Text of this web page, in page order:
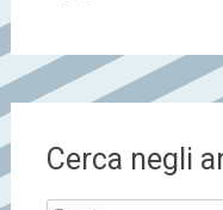
Cerca negli